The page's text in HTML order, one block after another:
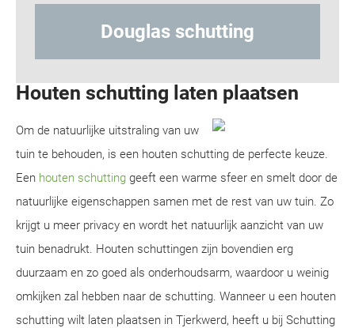
schutting Hout-
Houten schutting laten plaatsen
Om de natuurlijke uitstraling van uw
tuin te behouden, is een houten schutting de perfecte keuze.
Een houten schutting geeft een warme sfeer en smelt door de
natuurlijke eigenschappen samen met de rest van uw tuin. Zo
krijgt u meer privacy en wordt het natuurlijk aanzicht van uw
tuin benadrukt. Houten schuttingen zijn bovendien erg
duurzaam en zo goed als onderhoudsarm, waardoor u weinig
omkijken zal hebben naar de schutting. Wanneer u een houten
schutting wilt laten plaatsen in Tjerkwerd, heeft u bij Schutting